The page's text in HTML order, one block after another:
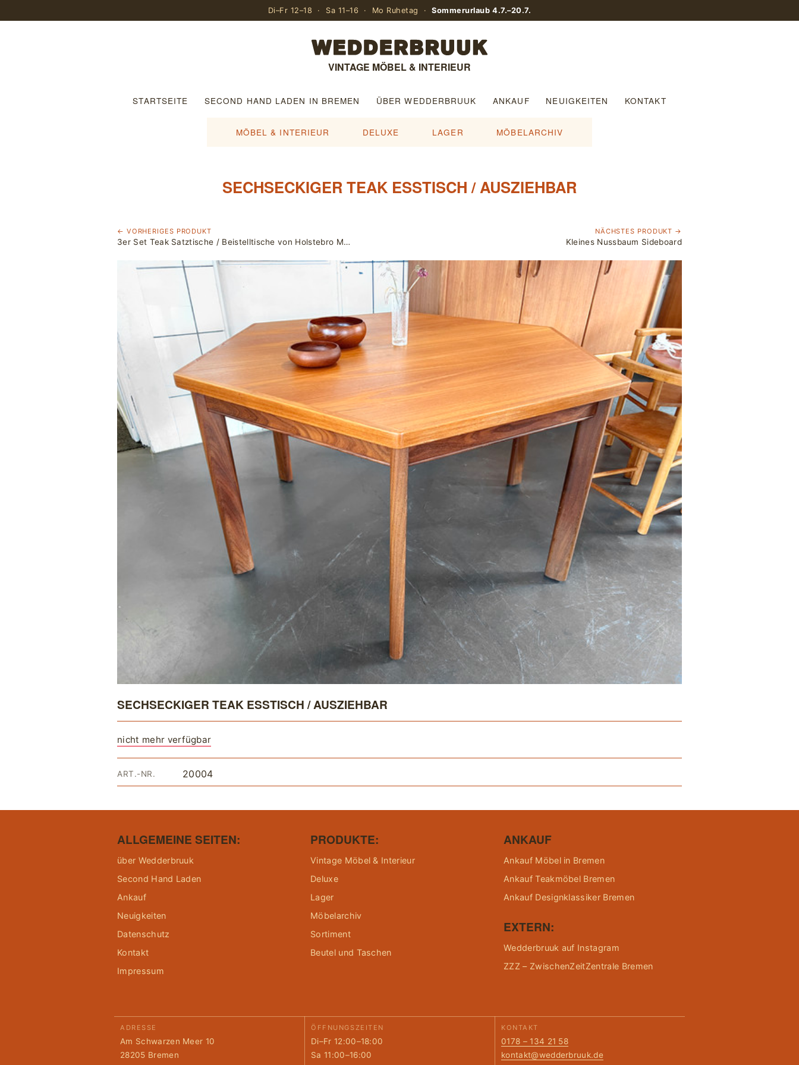
Di–Fr 12–18 · Sa 11–16 · Mo Ruhetag ·Sommerurlaub 4.7.–20.7.
VINTAGE MÖBEL & INTERIEUR
STARTSEITE SECOND HAND LADEN IN BREMEN ÜBER WEDDERBRUUK ANKAUF NEUIGKEITEN KONTAKT
MÖBEL & INTERIEUR DELUXE LAGER MÖBELARCHIV
SECHSECKIGER TEAK ESSTISCH / AUSZIEHBAR
← VORHERIGES PRODUKT
3er Set Teak Satztische / Beistelltische von Holstebro Møbelfabrik A/S / Massivholz
NÄCHSTES PRODUKT →
Kleines Nussbaum Sideboard
SECHSECKIGER TEAK ESSTISCH / AUSZIEHBAR
nicht mehr verfügbar
ART.-NR. 20004
ALLGEMEINE SEITEN:
über Wedderbruuk
Second Hand Laden
Ankauf
Neuigkeiten
Datenschutz
Kontakt
Impressum
PRODUKTE:
Vintage Möbel & Interieur
Deluxe
Lager
Möbelarchiv
Sortiment
Beutel und Taschen
ANKAUF
Ankauf Möbel in Bremen
Ankauf Teakmöbel Bremen
Ankauf Designklassiker Bremen
EXTERN:
Wedderbruuk auf Instagram
ZZZ – ZwischenZeitZentrale Bremen
ADRESSE
Am Schwarzen Meer 10
28205 Bremen
ÖFFNUNGSZEITEN
Di–Fr 12:00–18:00
Sa 11:00–16:00
KONTAKT
0178 – 134 21 58
kontakt@wedderbruuk.de